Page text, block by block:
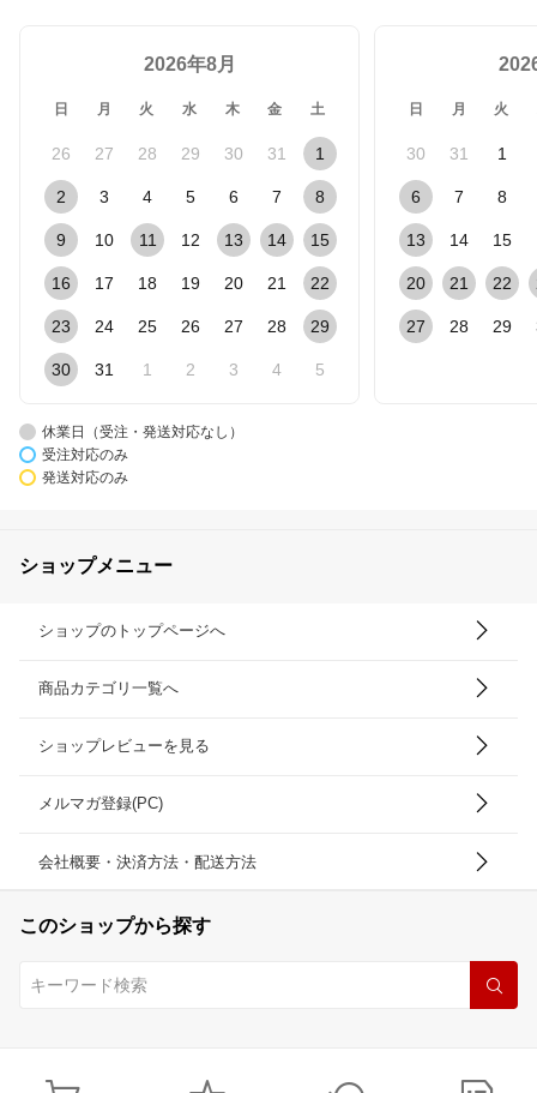
2026年8月
日 月 火 水 木 金 土
26 27 28 29 30 31 1
2 3 4 5 6 7 8
9 10 11 12 13 14 15
16 17 18 19 20 21 22
23 24 25 26 27 28 29
30 31 1 2 3 4 5
日 月 火
30 31 1
6 7 8
13 14 15
20 21 22
27 28 29
休業日（受注・発送対応なし）
受注対応のみ
発送対応のみ
ショップメニュー
ショップのトップページへ
商品カテゴリ一覧へ
ショップレビューを見る
メルマガ登録(PC)
会社概要・決済方法・配送方法
このショップから探す